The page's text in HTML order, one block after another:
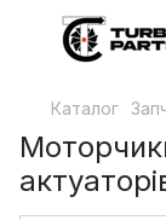
Каталог